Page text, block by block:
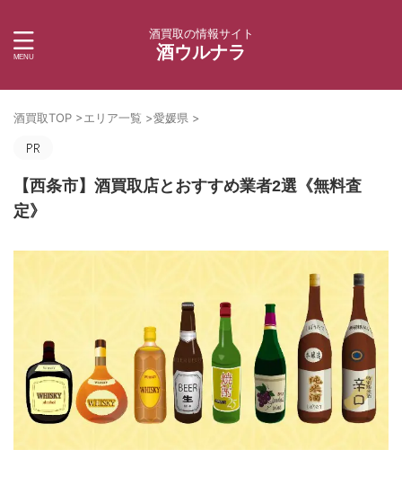
酒買取の情報サイト
酒ウルナラ
酒買取TOP >エリア一覧 >愛媛県 >
【西条市】酒買取店とおすすめ業者2選《無料査
定》